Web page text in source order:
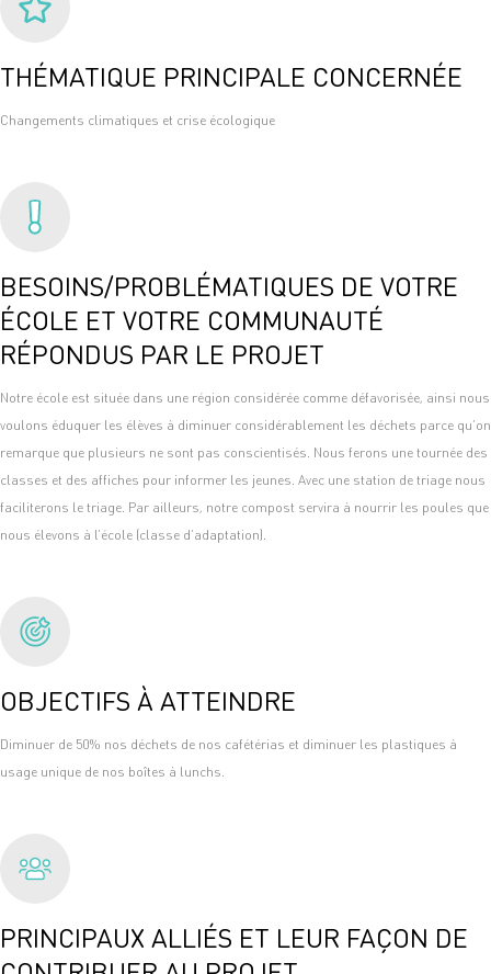
THÉMATIQUE PRINCIPALE CONCERNÉE
Changements climatiques et crise écologique
BESOINS/PROBLÉMATIQUES DE VOTRE
ÉCOLE ET VOTRE COMMUNAUTÉ
RÉPONDUS PAR LE PROJET
Notre école est située dans une région considérée comme défavorisée, ainsi nous
voulons éduquer les élèves à diminuer considérablement les déchets parce qu’on
remarque que plusieurs ne sont pas conscientisés. Nous ferons une tournée des
classes et des affiches pour informer les jeunes. Avec une station de triage nous
faciliterons le triage. Par ailleurs, notre compost servira à nourrir les poules que
nous élevons à l’école (classe d’adaptation).
OBJECTIFS À ATTEINDRE
Diminuer de 50% nos déchets de nos cafétérias et diminuer les plastiques à
usage unique de nos boîtes à lunchs.
PRINCIPAUX ALLIÉS ET LEUR FAÇON DE